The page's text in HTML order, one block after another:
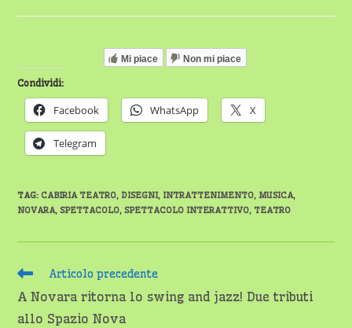
dell'articolo:
lettura:
Mi piace Non mi piace
Condividi:
Facebook WhatsApp X
Telegram
TAG: CABIRIA TEATRO, DISEGNI, INTRATTENIMENTO, MUSICA,
NOVARA, SPETTACOLO, SPETTACOLO INTERATTIVO, TEATRO
Leggi
articoli
Articolo precedente
A Novara ritorna lo swing and jazz! Due tributi
allo Spazio Nova